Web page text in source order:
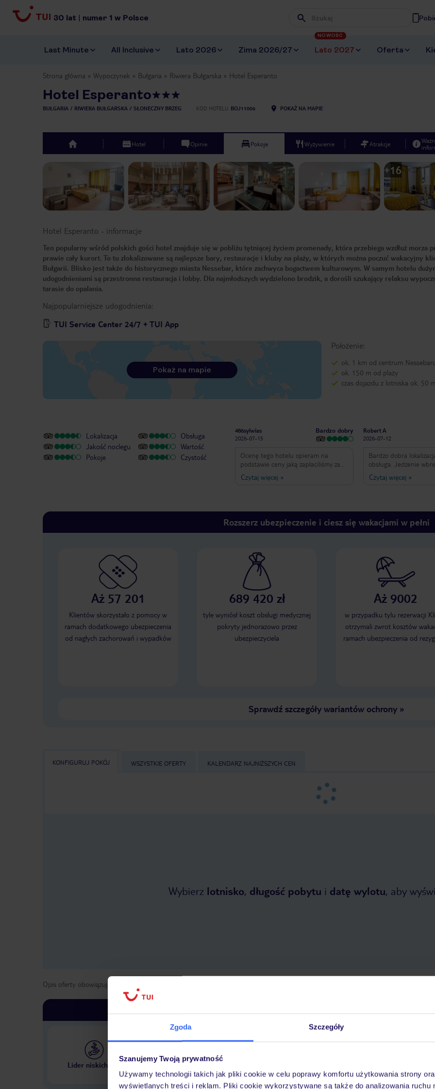
Zgoda Szczegóły
Szanujemy Twoją prywatność
Używamy technologii takich jak pliki cookie w celu poprawy komfortu użytkowania strony
wyświetlanych treści i reklam. Pliki cookie wykorzystywane są także do analizowania ruchu
30 lat | numer 1 w Polsce Wpisz frazę, której szukasz
Last Minute All Inclusive Lato 2026 Zima 2026/27 Lato 2027
NOWOŚĆ
Oferta
Strona główna Wypoczynek Bułgaria Riwiera Bułgarska Hotel Esperanto
Hotel Esperanto
BUŁGARIA RIWIERA BUŁGARSKA SŁONECZNY BRZEG KOD HOTELU BOJ11006 POKAŻ NA MAPIE
top Hotel Opinie Pokoje Wyżywienie Atrakcje
+16
Hotel Esperanto - informacje
Ten popularny wśród polskich gości hotel znajduje się w pobliżu tętniącej życiem promenady, która przebiega wzdłuż morza
prawie cały kurort. To tu zlokalizowane są najlepsze bary, restauracje i kluby na plaży, w których można poczuć wakacyjny
Bułgarii. Blisko jest także do historycznego miasta Nessebar, które zachwyca bogactwem kulturowym. W samym hotelu
udogodnieniami są przestronna restauracja i lobby. Dla najmłodszych wydzielono brodzik, a dorośli szukający relaksu
tarasie do opalania.
Najpopularniejsze udogodnienia:
TUI Service Center 24/7 + TUI App
Położenie:
ok. 1 km od centrum
ok. 150 m od plaży
czas dojazdu z lotniska ok. 50
Pokaż na mapie
Lokalizacja
Jakość noclegu
Pokoje
Obsługa
Wartość
Czystość
486sylwias
2026-07-15
Bardzo dobry
Ocenę tego hotelu opieram na
podstawie ceny jaką zapłaciliśmy za
wakacje , a była ona naprawdę
bardzo niska . Plusy: •Hotel czysty •
•apartamenty przestronne • mili
pracownicy •lokalizacja • baseny
sprzątanie , dosłownie polegało na
zamieceniu i wymianie ręczniki •
niektóre zużyte meble nienadające
się już do użytku ( niektóre leżaki na
basenie, nam w apartamencie trafiła
się sofa , która była już tak wyrobiona
, że nie dało się usiąść na nią •
bardzo długi check in, byliśmy
późnym wieczorem z dziećmi , było
nas może z 5 rodzin a check in trwał
ze dwie godziny • nie polecam
Czytaj więcej »
Robert A
2026-07-12
Bardzo dobra
obsługa. Jedzenie
opiniom bardzo
czyste i przestronne.
Czytaj więcej »
Rozszerz ubezpieczenie i ciesz się wakacjami w pełni
Aż 57 201
Klientów skorzystało z pomocy w
ramach dodatkowego ubezpieczenia
od nagłych zachorowań i wypadków
689 420 zł
tyle wyniósł koszt obsługi medycznej
pokryty jednorazowo przez
ubezpieczyciela
Aż 9002
w przypadku tylu rezerwacji
otrzymali zwrot kosztów
ramach ubezpieczenia od
Sprawdź szczegóły wariantów ochrony»
KONFIGURUJ POKÓJ WSZYSTKIE OFERTY KALENDARZ NAJNIŻSZYCH CEN
Wybierz lotnisko, długość pobytu i datę wylotu, aby
Opis oferty obowiązuje dla wyjazdów w terminie
Lider niskich cen
Największe biuro podróży
w Polsce
wakacjach 24/7